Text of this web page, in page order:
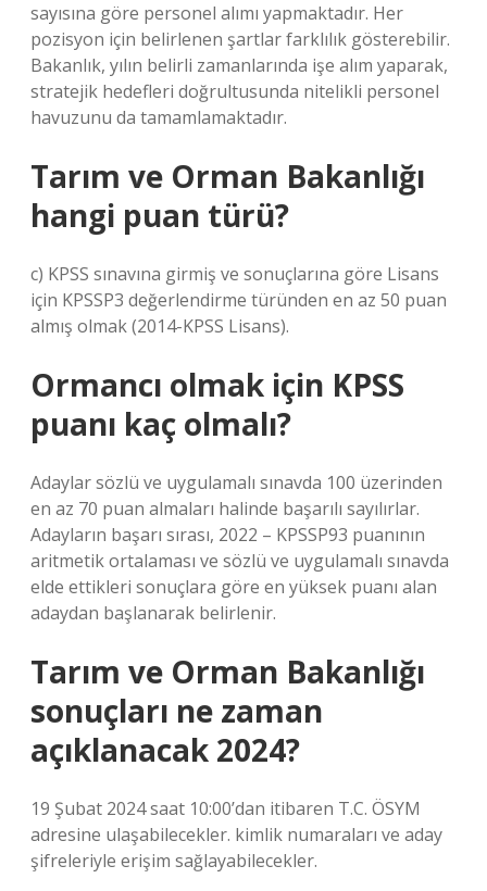
sayısına göre personel alımı yapmaktadır. Her
pozisyon için belirlenen şartlar farklılık gösterebilir.
Bakanlık, yılın belirli zamanlarında işe alım yaparak,
stratejik hedefleri doğrultusunda nitelikli personel
havuzunu da tamamlamaktadır.
Tarım ve Orman Bakanlığı
hangi puan türü?
c) KPSS sınavına girmiş ve sonuçlarına göre Lisans
için KPSSP3 değerlendirme türünden en az 50 puan
almış olmak (2014-KPSS Lisans).
Ormancı olmak için KPSS
puanı kaç olmalı?
Adaylar sözlü ve uygulamalı sınavda 100 üzerinden
en az 70 puan almaları halinde başarılı sayılırlar.
Adayların başarı sırası, 2022 – KPSSP93 puanının
aritmetik ortalaması ve sözlü ve uygulamalı sınavda
elde ettikleri sonuçlara göre en yüksek puanı alan
adaydan başlanarak belirlenir.
Tarım ve Orman Bakanlığı
sonuçları ne zaman
açıklanacak 2024?
19 Şubat 2024 saat 10:00’dan itibaren T.C. ÖSYM
adresine ulaşabilecekler. kimlik numaraları ve aday
şifreleriyle erişim sağlayabilecekler.